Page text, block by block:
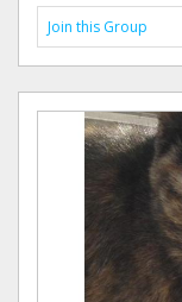
Join this Group